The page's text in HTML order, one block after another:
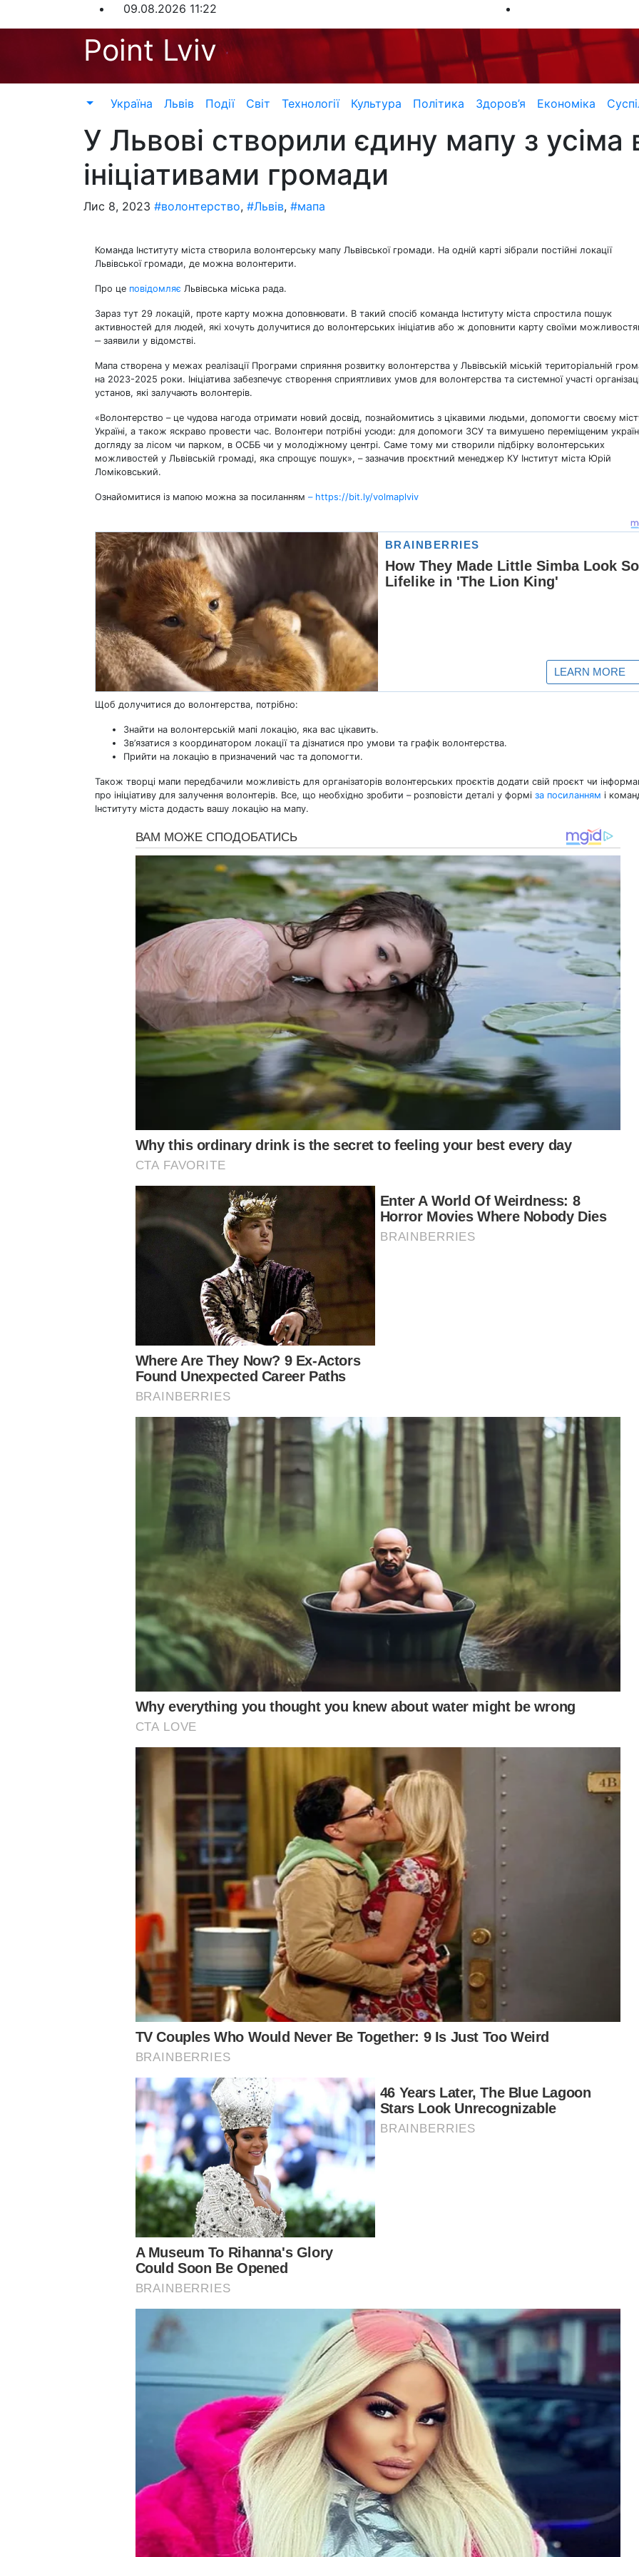
до
09.08.2026 11:22
Point Lviv
Україна Львів Події Світ Технології Культура Політика Здоров’я Економіка
У Львові створили єдину мапу з
ініціативами громади
Лис 8, 2023 #волонтерство, #Львів, #мапа
Команда Інституту міста створила волонтерську мапу Львівської громади. На одній карті зібрали постійні локації
Львівської громади, де можна волонтерити.
Про це повідомляє Львівська міська рада.
Зараз тут 29 локацій, проте карту можна доповнювати. В такий спосіб команда Інституту міста спростила пошук
активностей для людей, які хочуть долучитися до волонтерських ініціатив або ж доповнити карту своїми
‒ заявили у відомстві.
Мапа створена у межах реалізації Програми сприяння розвитку волонтерства у Львівській міській територіальній
на 2023-2025 роки. Ініціатива забезпечує створення сприятливих умов для волонтерства та системної участі
установ, які залучають волонтерів.
«Волонтерство – це чудова нагода отримати новий досвід, познайомитись з цікавими людьми, допомогти своєму
Україні, а також яскраво провести час. Волонтери потрібні усюди: для допомоги ЗСУ та вимушено переміщеним
догляду за лісом чи парком, в ОСББ чи у молодіжному центрі. Саме тому ми створили підбірку волонтерських
можливостей у Львівській громаді, яка спрощує пошук», – зазначив проєктний менеджер КУ Інститут міста Юрій
Ломіковський.
Ознайомитися із мапою можна за посиланням – https://bit.ly/volmaplviv
Щоб долучитися до волонтерства, потрібно:
Знайти на волонтерській мапі локацію, яка вас цікавить.
Зв’язатися з координатором локації та дізнатися про умови та графік волонтерства.
Прийти на локацію в призначений час та допомогти.
Також творці мапи передбачили можливість для організаторів волонтерських проєктів додати свій проєкт чи
про ініціативу для залучення волонтерів. Все, що необхідно зробити – розповісти деталі у формі за посиланням і
Інституту міста додасть вашу локацію на мапу.